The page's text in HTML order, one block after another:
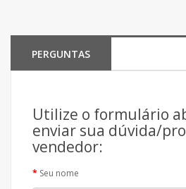
PERGUNTAS
Utilize o formulário
enviar sua dúvida/
vendedor:
Seu nome